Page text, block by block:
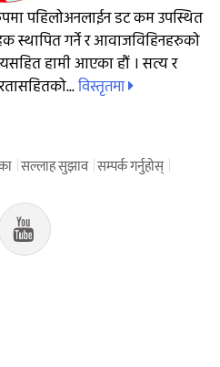
पहिलोअनलाईन डट कम उपस्थित
स्थापित गर्ने र आवाजविहिनहरुको
हामी आएका हौं । सत्य र
विस्तृतमा
सल्लाह सुझाव सम्पर्क गर्नुहोस्